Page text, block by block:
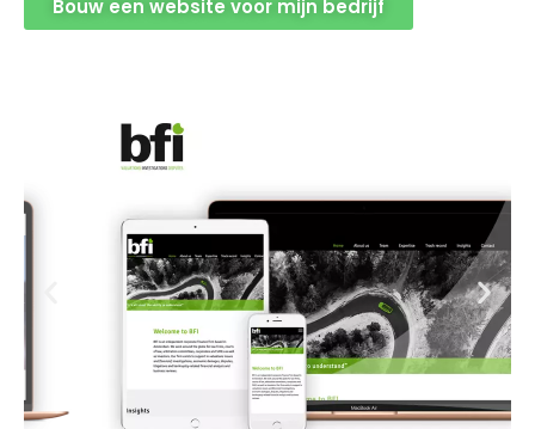
Bouw een website voor mijn bedrijf